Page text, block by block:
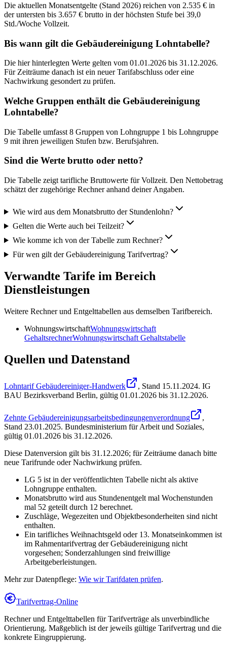
Die aktuellen Monatsentgelte (Stand 2026) reichen von 2.535 € in
der untersten bis 3.657 € brutto in der höchsten Stufe bei 39,0
Std./Woche Vollzeit.
Bis wann gilt die Gebäudereinigung Lohntabelle?
Die hier hinterlegten Werte gelten vom 01.01.2026 bis 31.12.2026.
Für Zeiträume danach ist ein neuer Tarifabschluss oder eine
Nachwirkung gesondert zu prüfen.
Welche Gruppen enthält die Gebäudereinigung
Lohntabelle?
Die Tabelle umfasst 8 Gruppen von Lohngruppe 1 bis Lohngruppe
9 mit ihren jeweiligen Stufen bzw. Berufsjahren.
Sind die Werte brutto oder netto?
Die Tabelle zeigt tarifliche Bruttowerte für Vollzeit. Den Nettobetrag
schätzt der zugehörige Rechner anhand deiner Angaben.
Wie wird aus dem Monatsbrutto der Stundenlohn?
Gelten die Werte auch bei Teilzeit?
Wie komme ich von der Tabelle zum Rechner?
Für wen gilt der Gebäudereinigung Tarifvertrag?
Verwandte Tarife im Bereich
Dienstleistungen
Weitere Rechner und Entgelttabellen aus demselben Tarifbereich.
WohnungswirtschaftWohnungswirtschaft
GehaltsrechnerWohnungswirtschaft Gehaltstabelle
Quellen und Datenstand
Lohntarif Gebäudereiniger-Handwerk , Stand 15.11.2024. IG
BAU Bezirksverband Berlin, gültig 01.01.2026 bis 31.12.2026.
Zehnte Gebäudereinigungsarbeitsbedingungenverordnung
,
Stand 23.01.2025. Bundesministerium für Arbeit und Soziales,
gültig 01.01.2026 bis 31.12.2026.
Diese Datenversion gilt bis 31.12.2026; für Zeiträume danach bitte
neue Tarifrunde oder Nachwirkung prüfen.
LG 5 ist in der veröffentlichten Tabelle nicht als aktive
Lohngruppe enthalten.
Monatsbrutto wird aus Stundenentgelt mal Wochenstunden
mal 52 geteilt durch 12 berechnet.
Zuschläge, Wegezeiten und Objektbesonderheiten sind nicht
enthalten.
Ein tarifliches Weihnachtsgeld oder 13. Monatseinkommen ist
im Rahmentarifvertrag der Gebäudereinigung nicht
vorgesehen; Sonderzahlungen sind freiwillige
Arbeitgeberleistungen.
Mehr zur Datenpflege: Wie wir Tarifdaten prüfen.
Tarifvertrag-Online
Rechner und Entgelttabellen für Tarifverträge als unverbindliche
Orientierung. Maßgeblich ist der jeweils gültige Tarifvertrag und die
konkrete Eingruppierung.